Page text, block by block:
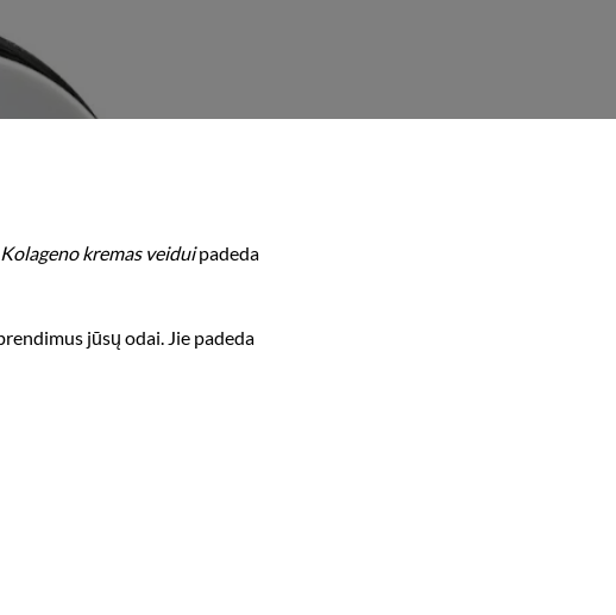
Kolageno kremas veiduipadeda
jūsų odai. Jie padeda